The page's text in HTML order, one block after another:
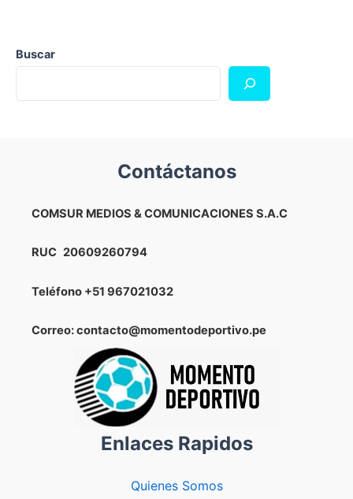
Buscar
Contáctanos
COMSUR MEDIOS & COMUNICACIONES S.A.C
RUC 20609260794
Teléfono +51 967021032
Correo: contacto@momentodeportivo.pe
Enlaces Rapidos
Quienes Somos